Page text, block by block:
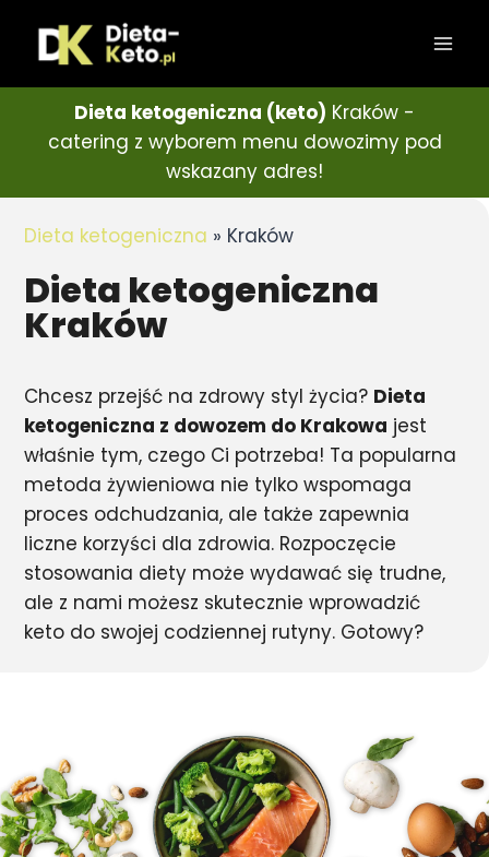
Dieta ketogeniczna (keto) Kraków -
catering z wyborem menu dowozimy pod
wskazany adres!
Dieta ketogeniczna » Kraków
Dieta ketogeniczna
Kraków
Chcesz przejść na zdrowy styl życia? Dieta
ketogeniczna z dowozem do Krakowa jest
właśnie tym, czego Ci potrzeba! Ta popularna
metoda żywieniowa nie tylko wspomaga
proces odchudzania, ale także zapewnia
liczne korzyści dla zdrowia. Rozpoczęcie
stosowania diety może wydawać się trudne,
ale z nami możesz skutecznie wprowadzić
keto do swojej codziennej rutyny. Gotowy?